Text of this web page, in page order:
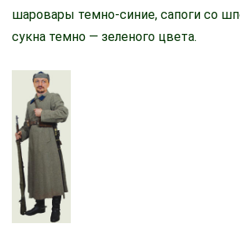
шаровары темно-синие, сапоги со
сукна темно — зеленого цвета.